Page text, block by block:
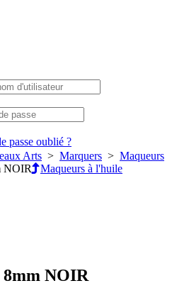
passe oublié ?
Arts > Marquers > Maqueurs
NOIR Maqueurs à l'huile
NOIR